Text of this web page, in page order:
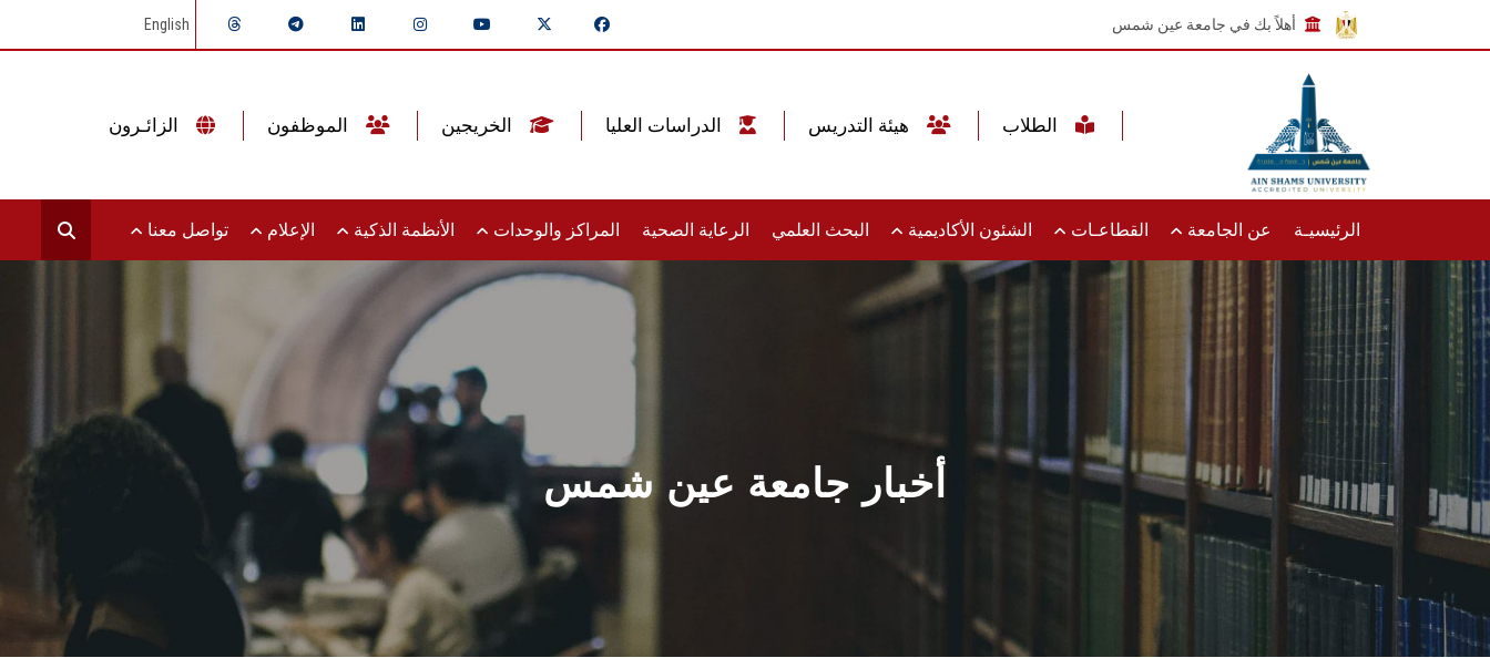
أهلاً بك في جامعة عين شمس English
الرئيسيـة عن الجامعة القطاعـات الشئون الأكاديمية البحث العلمي الرعاية الصحية المراكز والوحدات الأنظمة الذكية الإعلام تواصل معنا
أخبار جامعة عين شمس